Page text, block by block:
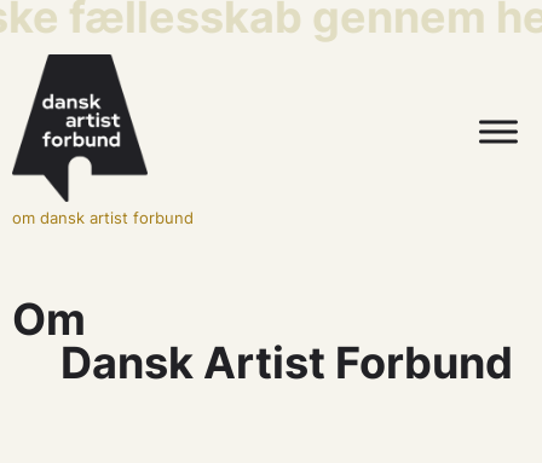
fællesskab gennem
om dansk artist forbund
Om
Dansk Artist Forbund